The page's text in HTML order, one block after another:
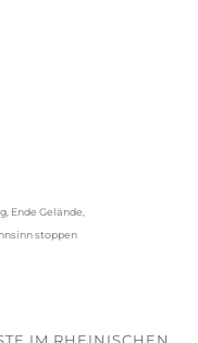
Ende Gelände
stoppen
IM RHEINISCHEN